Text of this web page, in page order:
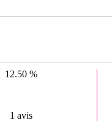
12.50 %
1 avis